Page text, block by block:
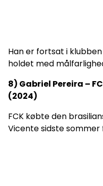
Han er fortsat i
holdet med
8) Gabriel Pereira –
(2024)
FCK købte den
Vicente sidste